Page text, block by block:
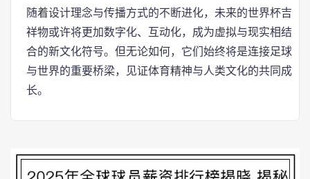
随着设计理念与传播方式的不断进化，未来的世界杯吉
祥物或许将更加数字化、互动化，成为虚拟与现实相结
合的新文化符号。但无论如何，它们始终将是连接足球
与世界的重要桥梁，见证体育精神与人类文化的共同成
长。